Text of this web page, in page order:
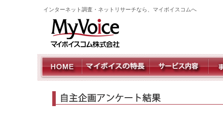
インターネット調査・ネットリサーチなら、マイボイスコムへ